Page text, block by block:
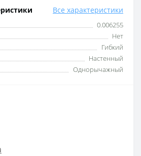
Все характеристики
0.006255
Нет
Гибкий
Настенный
Однорычажный